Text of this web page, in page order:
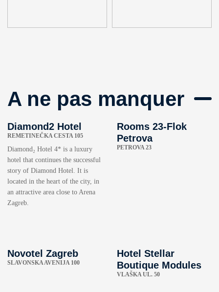
A ne pas manquer
Diamond2 Hotel
REMETINEČKA CESTA 105
Diamond₂ Hotel 4* is a luxury
hotel that continues the successful
story of Diamond Hotel. It is
located in the heart of the city, in
an attractive area close to Arena
Zagreb.
Rooms 23-Flok
Petrova
PETROVA 23
Novotel Zagreb
SLAVONSKA AVENIJA 100
Hotel Stellar
Boutique Modules
VLAŠKA UL. 50